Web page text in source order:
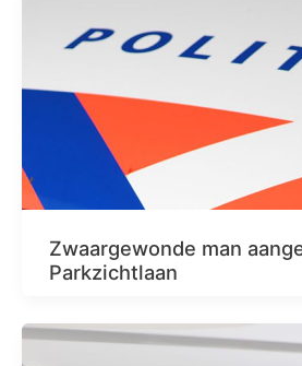
Zwaargewonde man
Parkzichtlaan